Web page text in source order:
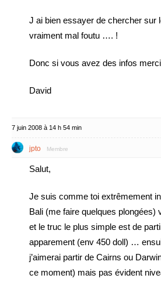
J ai bien essayer de chercher sur
vraiment mal foutu …. !
Donc si vous avez des infos
David
7 juin 2008 à 14 h 54 min
jpto Membre
Salut,
Je suis comme toi extrêmement
Bali (me faire quelques plongées)
et le truc le plus simple est de
apparement (env 450 doll) …
j’aimerai partir de Cairns ou
ce moment) mais pas évident